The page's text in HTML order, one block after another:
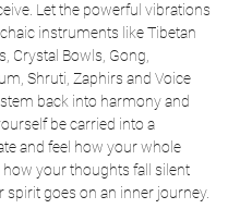
Let the powerful vibrations
instruments like Tibetan
Crystal Bowls, Gong,
Shruti, Zaphirs and Voice
back into harmony and
be carried into a
and feel how your whole
how your thoughts fall silent
spirit goes on an inner journey.